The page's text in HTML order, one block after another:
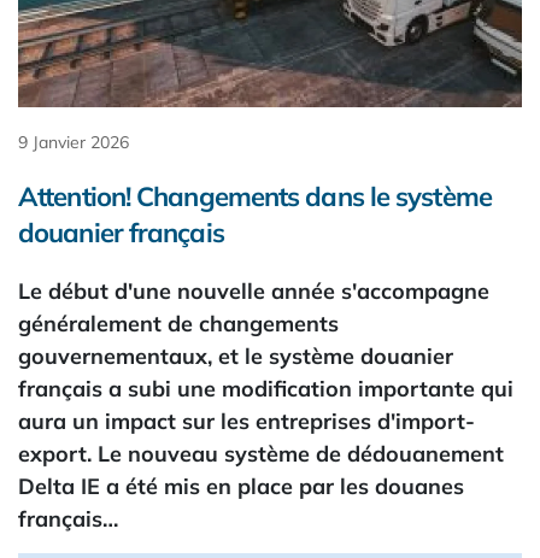
9 Janvier 2026
Attention! Changements dans le système
douanier français
Le début d'une nouvelle année s'accompagne
généralement de changements
gouvernementaux, et le système douanier
français a subi une modification importante qui
aura un impact sur les entreprises d'import-
export. Le nouveau système de dédouanement
Delta IE a été mis en place par les douanes
français…